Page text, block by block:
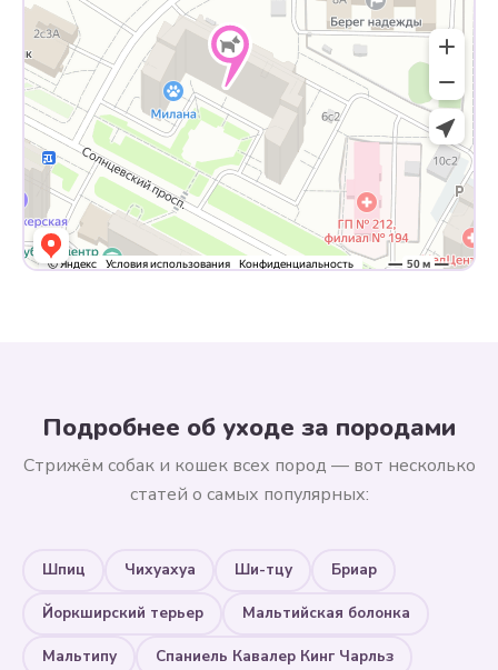
Подробнее об уходе за породами
Стрижём собак и кошек всех пород — вот несколько
статей о самых популярных:
Шпиц Чихуахуа Ши-тцу Бриар
Йоркширский терьер Мальтийская болонка
Мальтипу Спаниель Кавалер Кинг Чарльз